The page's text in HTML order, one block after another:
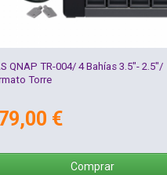
QNAP TR-004/ 4 Bahías 3.5"- 2.5"/
Torre
€
Comprar